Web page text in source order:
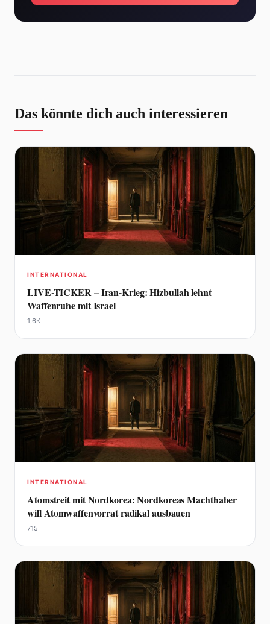
Das könnte dich auch interessieren
INTERNATIONAL
LIVE-TICKER – Iran-Krieg: Hizbullah lehnt
Waffenruhe mit Israel
1,6K
INTERNATIONAL
Atomstreit mit Nordkorea: Nordkoreas Machthaber
will Atomwaffenvorrat radikal ausbauen
715